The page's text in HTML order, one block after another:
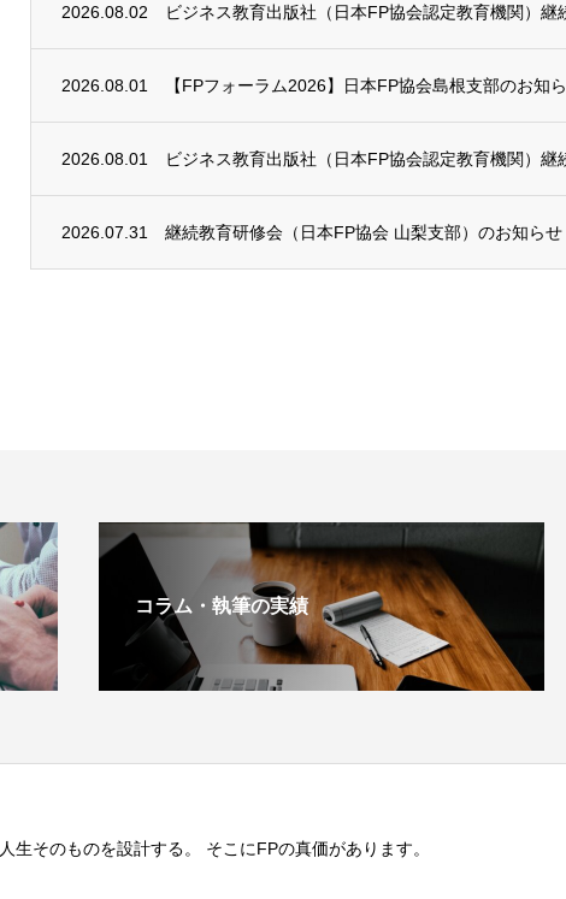
2026.08.02 ビジネス教育出版社（日本FP協会認定教育機関）
2026.08.01 【FPフォーラム2026】日本FP協会島根支部のお知
2026.08.01 ビジネス教育出版社（日本FP協会認定教育機関）
2026.07.31 継続教育研修会（日本FP協会 山梨支部）のお知らせ
コラム・執筆の実績
人生そのものを設計する。 そこにFPの真価があります。